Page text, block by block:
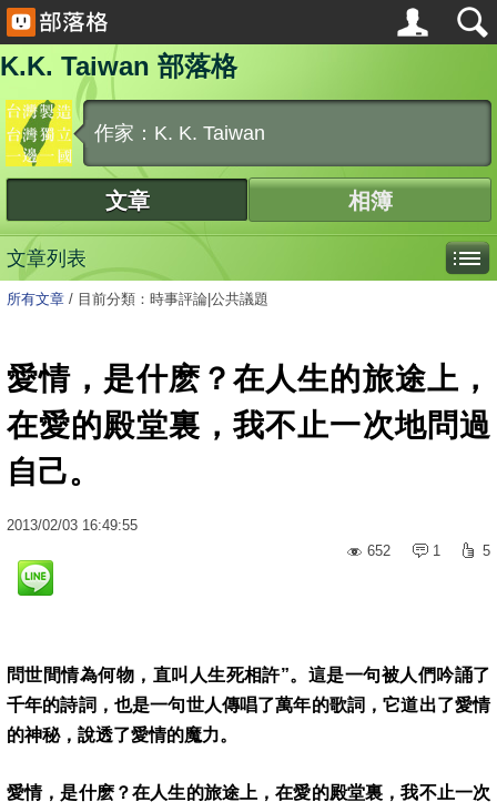
K.K. Taiwan 部落格
作家：K. K. Taiwan
文章 相簿
文章列表
所有文章 / 目前分類：時事評論|公共議題
愛情，是什麽？在人生的旅途上，
在愛的殿堂裏，我不止一次地問過
自己。
2013/02/03 16:49:55
652
1 5
問世間情為何物，直叫人生死相許”。這是一句被人們吟誦了
千年的詩詞，也是一句世人傳唱了萬年的歌詞，它道出了愛情
的神秘，說透了愛情的魔力。
愛情，是什麽？在人生的旅途上，在愛的殿堂裏，我不止一次